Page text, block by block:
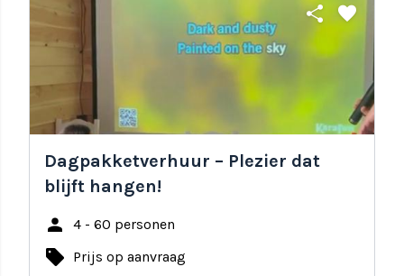
share favorite
Dagpakketverhuur – Plezier dat
blijft hangen!
person 4 - 60 personen
local_offer Prijs op aanvraag